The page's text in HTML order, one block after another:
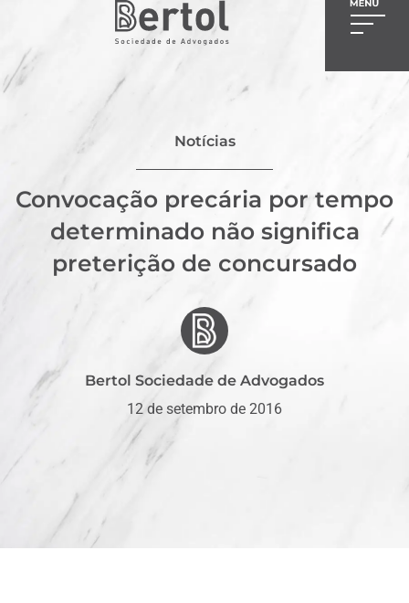
Notícias
Convocação precária por tempo
determinado não significa
preterição de concursado
Bertol Sociedade de Advogados
12 de setembro de 2016